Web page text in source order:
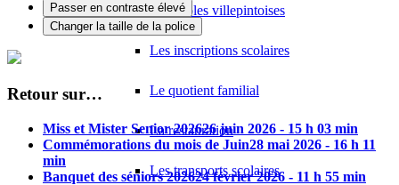
Les écoles villepintoises
Les inscriptions scolaires
Le quotient familial
La restauration
Les transports scolaires
Passer en contraste élevé
Changer la taille de la police
Retour sur…
Miss et Mister Senior 202626 juin 2026 - 15 h 03 min
Commémorations du mois de Juin28 mai 2026 - 16 h 11
min
Banquet des séniors 202624 février 2026 - 11 h 55 min